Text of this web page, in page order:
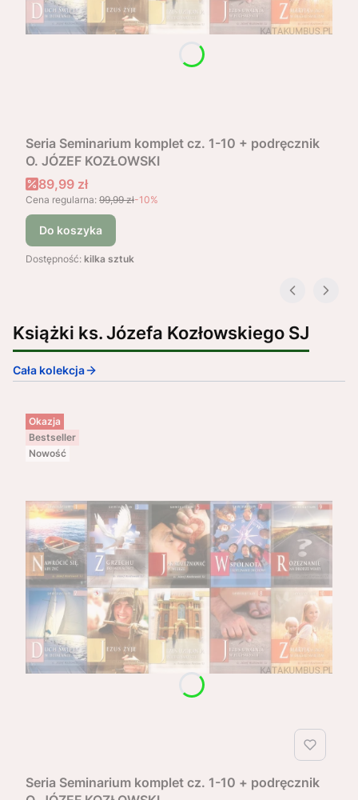
Seria Seminarium komplet cz. 1-10 + podręcznik
O. JÓZEF KOZŁOWSKI
Cena promocyjna
89,99 zł
Cena regularna: 99,99 zł-10%
Do koszyka
Dostępność: kilka sztuk
Książki ks. Józefa Kozłowskiego SJ
Cała kolekcja
Okazja
Bestseller
Nowość
Seria Seminarium komplet cz. 1-10 + podręcznik